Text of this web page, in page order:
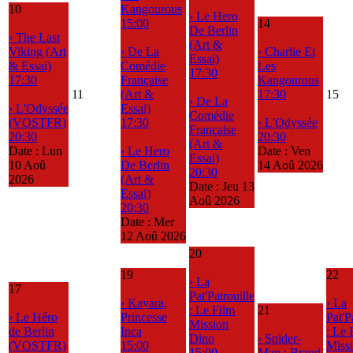
10
› The Last
Viking (Art
& Essai)
17:30
› L'Odyssée
(VOSTFR)
20:30
Date : Lun
10 Aoû
2026
11
Kangourous
15:00
› De La
Comédie
Française
(Art &
Essai)
17:30
› Le Hero
De Berlin
(Art &
Essai)
20:30
Date : Mer
12 Aoû 2026
› Le Hero
De Berlin
(Art &
Essai)
17:30
› De La
Comédie
Française
(Art &
Essai)
20:30
Date : Jeu 13
Aoû 2026
14
› Charlie Et
Les
Kangourous
17:30
› L'Odyssée
20:30
Date : Ven
14 Aoû 2026
15
17
› Le Héro
de Berlin
(VOSTFR)
19
› Kayara,
Princesse
Inca
15:00
20
› La
Pat'Patrouille
: Le Film
Mission
Dino
21
› Spider-
22
› La
: Le